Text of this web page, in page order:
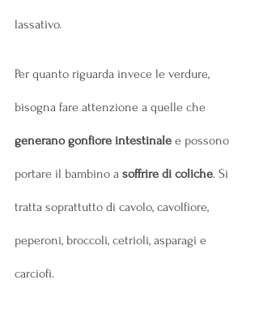
lassativo.
Per quanto riguarda invece le verdure,
bisogna fare attenzione a quelle che
generano gonfiore intestinale e possono
portare il bambino a soffrire di coliche. Si
tratta soprattutto di cavolo, cavolfiore,
peperoni, broccoli, cetrioli, asparagi e
carciofi.